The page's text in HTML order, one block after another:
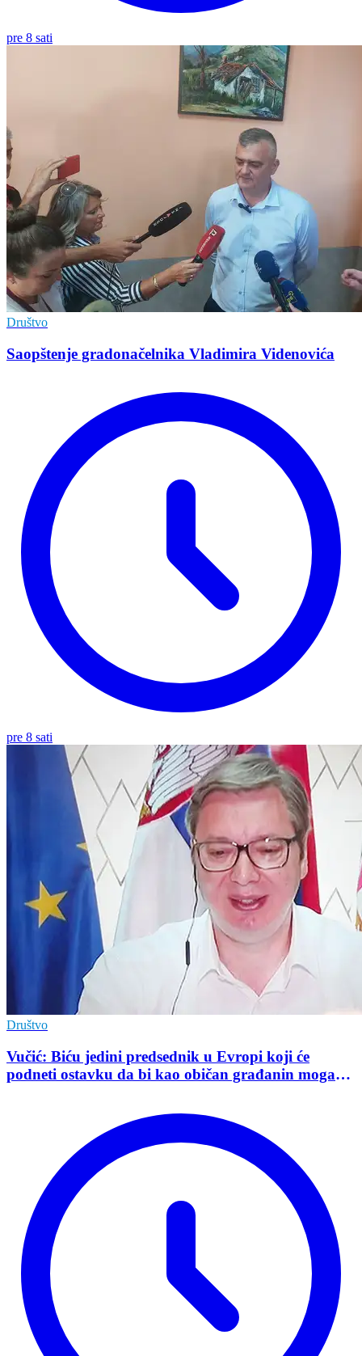
pre 8 sati
Društvo
Saopštenje gradonačelnika Vladimira Videnovića
pre 8 sati
Društvo
Vučić: Biću jedini predsednik u Evropi koji će
podneti ostavku da bi kao običan građanin mogao